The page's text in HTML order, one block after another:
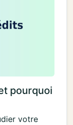
pourquoi
votre